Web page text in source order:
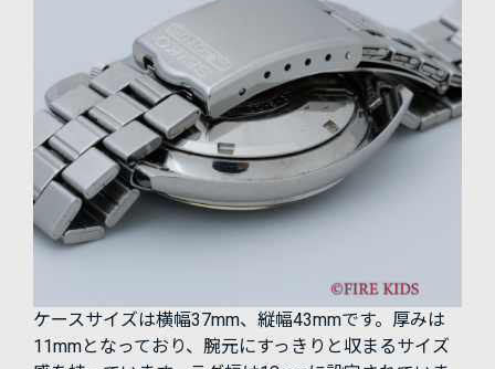
ケースサイズは横幅37mm、縦幅43mmです。厚みは
11mmとなっており、腕元にすっきりと収まるサイズ